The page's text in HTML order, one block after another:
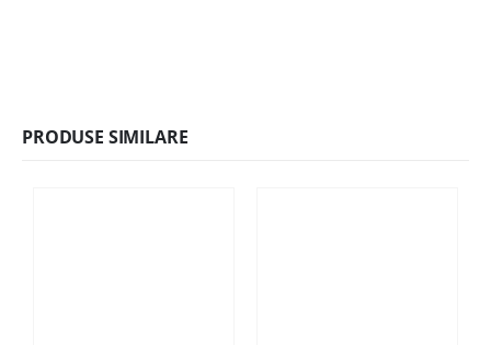
PRODUSE SIMILARE